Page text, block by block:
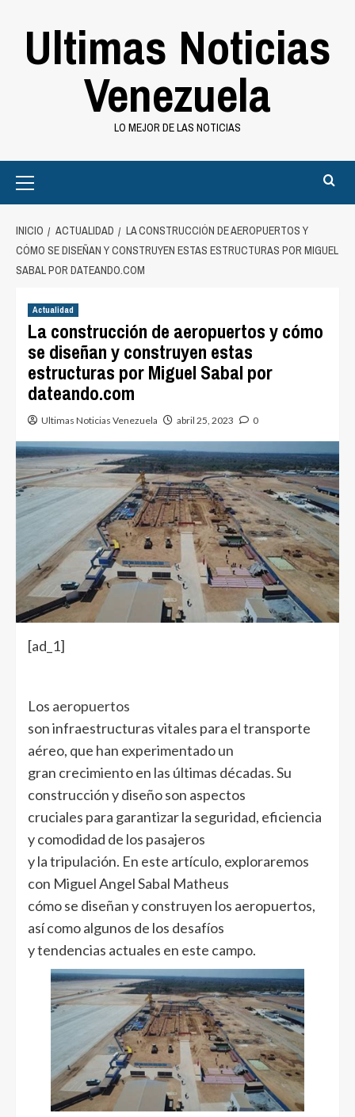
Ultimas Noticias
Venezuela
LO MEJOR DE LAS NOTICIAS
Menu
INICIO ACTUALIDAD
LA CONSTRUCCIÓN DE AEROPUERTOS Y
CÓMO SE DISEÑAN Y CONSTRUYEN ESTAS ESTRUCTURAS POR MIGUEL
SABAL POR DATEANDO.COM
Actualidad
La construcción de aeropuertos y cómo
se diseñan y construyen estas
estructuras por Miguel Sabal por
dateando.com
Ultimas Noticias Venezuela abril 25, 2023 0
[ad_1]
Los aeropuertos
son infraestructuras vitales para el transporte
aéreo, que han experimentado un
gran crecimiento en las últimas décadas. Su
construcción y diseño son aspectos
cruciales para garantizar la seguridad, eficiencia
y comodidad de los pasajeros
y la tripulación. En este artículo, exploraremos
con Miguel Angel Sabal Matheus
cómo se diseñan y construyen los aeropuertos,
así como algunos de los desafíos
y tendencias actuales en este campo.